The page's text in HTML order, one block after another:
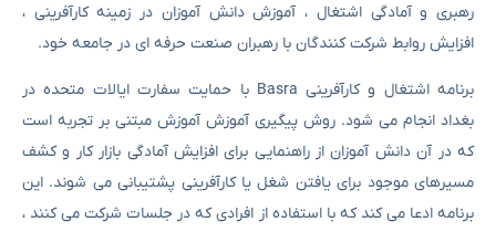
رهبری و آمادگی اشتغال ، آموزش دانش آموزان در زمینه کارآفرینی ،
افزایش روابط شرکت کنندگان با رهبران صنعت حرفه ای در جامعه خود.
برنامه اشتغال و کارآفرینی Basra با حمایت سفارت ایالات متحده در
بغداد انجام می شود. روش پیگیری آموزش آموزش مبتنی بر تجربه است
که در آن دانش آموزان از راهنمایی برای افزایش آمادگی بازار کار و کشف
مسیرهای موجود برای یافتن شغل یا کارآفرینی پشتیبانی می شوند. این
برنامه ادعا می کند که با استفاده از افرادی که در جلسات شرکت می کنند ،